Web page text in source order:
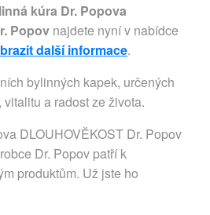
kúra Dr. Popova
Popov najdete nyní v nabídce
další informace.
bylinných kapek, určených
a radost ze života.
DLOUHOVĚKOST Dr. Popov
Dr. Popov patří k
produktům. Už jste ho